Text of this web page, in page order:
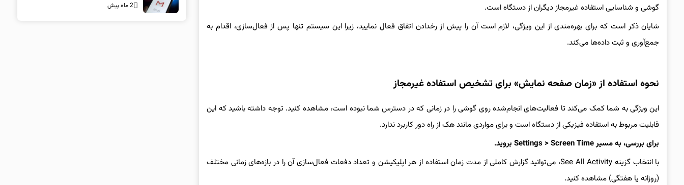
گوشی و شناسایی استفاده غیرمجاز دیگران از دستگاه است.
شایان ذکر است که برای بهره‌مندی از این ویژگی، لازم است آن را پیش از رخدادن اتفاق فعال نمایید، زیرا این سیستم تنها پس از فعال‌سازی، اقدام به
جمع‌آوری و ثبت داده‌ها می‌کند.
نحوه استفاده از «زمان صفحه نمایش» برای تشخیص استفاده غیرمجاز
این ویژگی به شما کمک می‌کند تا فعالیت‌های انجام‌شده روی گوشی را در زمانی که در دسترس شما نبوده است، مشاهده کنید. توجه داشته باشید که این
قابلیت مربوط به استفاده فیزیکی از دستگاه است و برای مواردی مانند هک از راه دور کاربرد ندارد.
برای بررسی، به مسیر Settings > Screen Time بروید.
با انتخاب گزینه See All Activity، می‌توانید گزارش کاملی از مدت زمان استفاده از هر اپلیکیشن و تعداد دفعات فعال‌سازی آن را در بازه‌های زمانی مختلف
(روزانه یا هفتگی) مشاهده کنید.
2 ماه پیش